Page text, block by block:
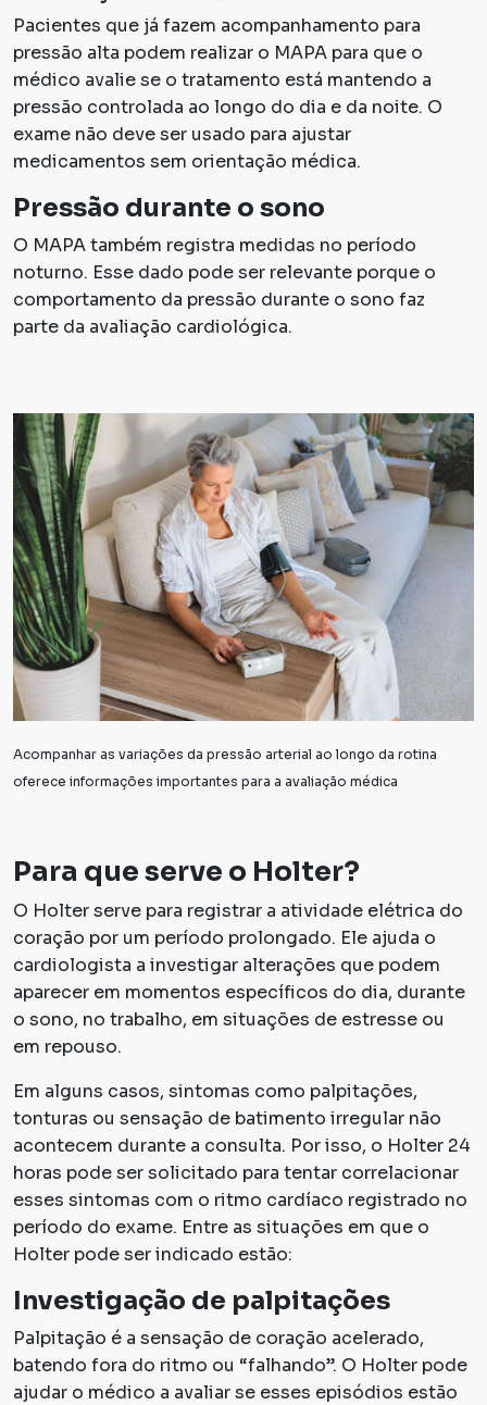
Pacientes que já fazem acompanhamento para
pressão alta podem realizar o MAPA para que o
médico avalie se o tratamento está mantendo a
pressão controlada ao longo do dia e da noite. O
exame não deve ser usado para ajustar
medicamentos sem orientação médica.
Pressão durante o sono
O MAPA também registra medidas no período
noturno. Esse dado pode ser relevante porque o
comportamento da pressão durante o sono faz
parte da avaliação cardiológica.
Acompanhar as variações da pressão arterial ao longo da rotina
oferece informações importantes para a avaliação médica
Para que serve o Holter?
O Holter serve para registrar a atividade elétrica do
coração por um período prolongado. Ele ajuda o
cardiologista a investigar alterações que podem
aparecer em momentos específicos do dia, durante
o sono, no trabalho, em situações de estresse ou
em repouso.
Em alguns casos, sintomas como palpitações,
tonturas ou sensação de batimento irregular não
acontecem durante a consulta. Por isso, o Holter 24
horas pode ser solicitado para tentar correlacionar
esses sintomas com o ritmo cardíaco registrado no
período do exame. Entre as situações em que o
Holter pode ser indicado estão:
Investigação de palpitações
Palpitação é a sensação de coração acelerado,
batendo fora do ritmo ou “falhando”. O Holter pode
ajudar o médico a avaliar se esses episódios estão